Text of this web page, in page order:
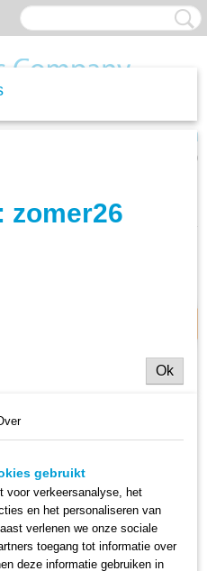
(0)
>Hanglamp Punch Ø70
zomer26
Ok
gebruikt
voor verkeersanalyse, het
en het personaliseren van
verlenen we onze sociale
toegang tot informatie over
deze informatie gebruiken in